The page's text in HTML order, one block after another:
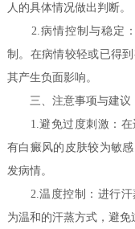
人的具体情况做出判断。
2.病情控制与稳定：
制。在病情较轻或已得
其产生负面影响。
三、注意事项与建议
1.避免过度刺激：在
有白癜风的皮肤较为敏
发病情。
2.温度控制：进行汗
为温和的汗蒸方式，避免